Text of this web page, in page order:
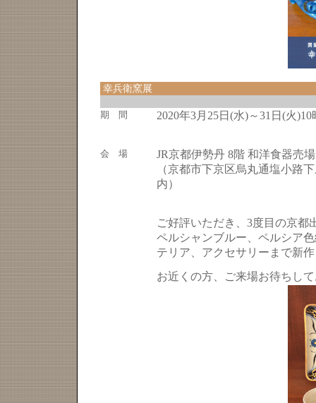
幸兵衛窯展
期 間 2020年3月25日(水)～31日(火)10
会 場
JR京都伊勢丹 8階 和洋食器売場
（京都市下京区烏丸通塩小路
内）
ご好評いただき、3度目の京都
ペルシャンブルー、ペルシア
テリア、アクセサリーまで新
お近くの方、ご来場お待ちし